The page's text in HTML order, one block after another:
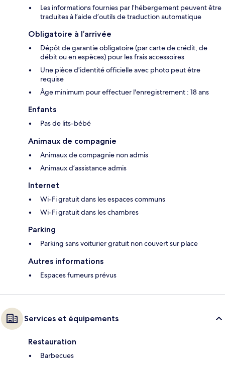
Les informations fournies par l’hébergement peuvent être
traduites à l’aide d’outils de traduction automatique
Obligatoire à l’arrivée
Dépôt de garantie obligatoire (par carte de crédit, de
débit ou en espèces) pour les frais accessoires
Une pièce d'identité officielle avec photo peut être
requise
Âge minimum pour effectuer l'enregistrement : 18 ans
Enfants
Pas de lits-bébé
Animaux de compagnie
Animaux de compagnie non admis
Animaux d’assistance admis
Internet
Wi-Fi gratuit dans les espaces communs
Wi-Fi gratuit dans les chambres
Parking
Parking sans voiturier gratuit non couvert sur place
Autres informations
Espaces fumeurs prévus
Services et équipements
Restauration
Barbecues